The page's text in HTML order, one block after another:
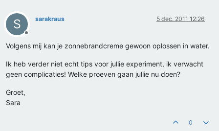
S
Offline
sarakraus 5 dec. 2011 12:26
Volgens mij kan je zonnebrandcreme gewoon oplossen in water.
Ik heb verder niet echt tips voor jullie experiment, ik verwacht
geen complicaties! Welke proeven gaan jullie nu doen?
Groet,
Sara
0